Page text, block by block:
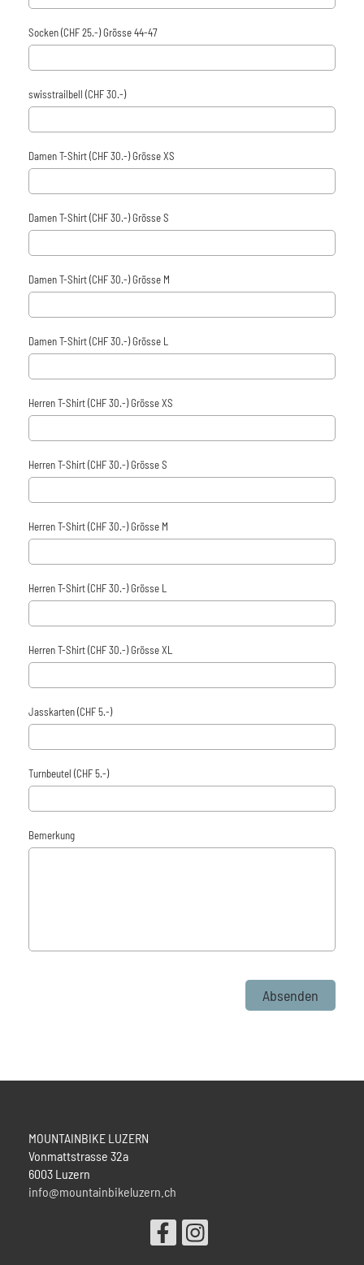
Socken (CHF 25.-) Grösse 44-47
swisstrailbell (CHF 30.-)
Damen T-Shirt (CHF 30.-) Grösse XS
Damen T-Shirt (CHF 30.-) Grösse S
Damen T-Shirt (CHF 30.-) Grösse M
Damen T-Shirt (CHF 30.-) Grösse L
Herren T-Shirt (CHF 30.-) Grösse XS
Herren T-Shirt (CHF 30.-) Grösse S
Herren T-Shirt (CHF 30.-) Grösse M
Herren T-Shirt (CHF 30.-) Grösse L
Herren T-Shirt (CHF 30.-) Grösse XL
Jasskarten (CHF 5.-)
Turnbeutel (CHF 5.-)
Bemerkung
MOUNTAINBIKE LUZERN
Vonmattstrasse 32a
6003 Luzern
info@mountainbikeluzern.ch